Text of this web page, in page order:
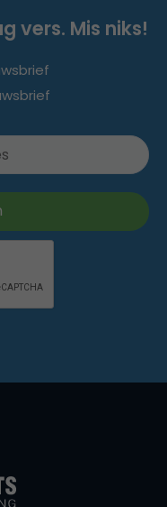
vers. Mis niks!